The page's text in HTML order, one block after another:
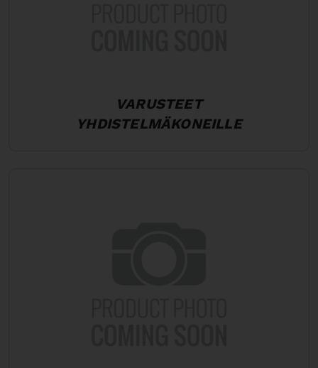
VARUSTEET
YHDISTELMÄKONEILLE